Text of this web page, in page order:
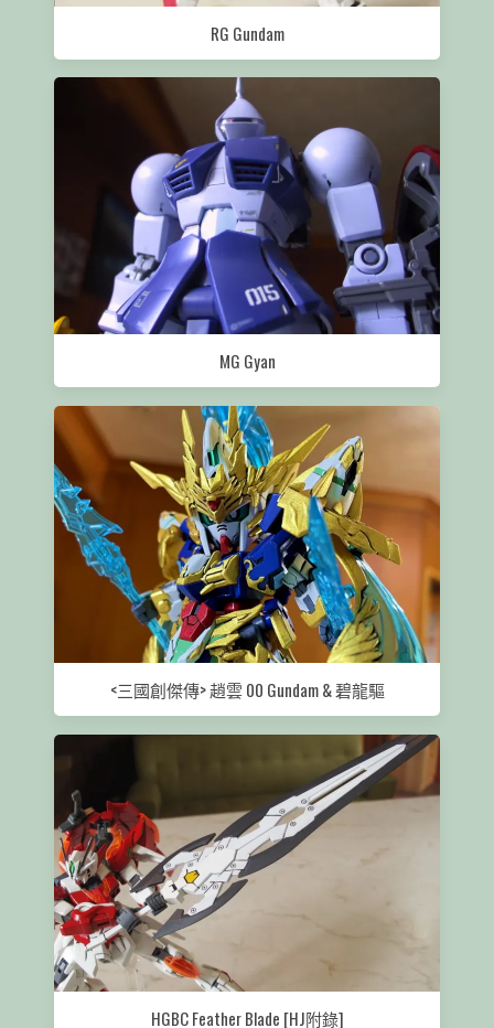
RG Gundam
MG Gyan
<三國創傑傳> 趙雲 00 Gundam & 碧龍驅
HGBC Feather Blade [HJ附錄]